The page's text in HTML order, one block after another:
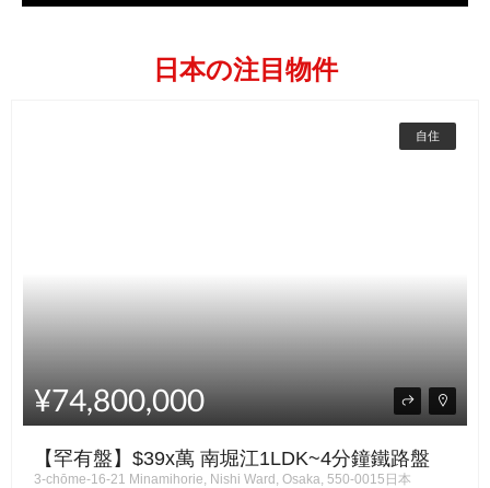
日本の注目物件
自住
¥74,800,000
【罕有盤】$39x萬 南堀江1LDK~4分鐘鐵路盤
3-chōme-16-21 Minamihorie, Nishi Ward, Osaka, 550-0015日本